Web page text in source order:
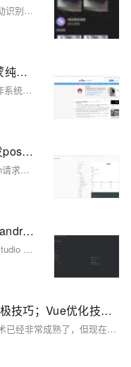
【01】对APP进行语言包功能开发-APP自动识别地区ip后分配对应的语言功能复杂吗？-成熟app项目语言包功能定制开发-前端以uniapp-基于vue.js后端以laravel基于php为例项目实战-优雅草卓伊凡
【01】鸿蒙实战应用开发-华为鸿蒙纯血操作系统Harmony OS NEXT-项目开发实战-优雅草卓伊凡拟开发一个一站式家政服务平台-前期筹备-暂定取名斑马家政软件系统-本项目前端开源-服务端采用优雅草蜻蜓Z系统-搭配ruoyi框架admin后台-全过程实战项目分享-从零开发到上线
【01】鸿蒙实战应用开发-华为鸿蒙纯血操作系统Harmony OS NEXT-项目开发实战-优雅草卓伊凡拟开发一个一站式家政服务平台-前期筹备-暂定取名斑马家政软件系统-本项目前端开源-服务端采用优雅草蜻蜓Z系统-搭配ruoyi框架admin后台-全过程实战项目分享-从零开发到上线
以项目登录接口为例-大前端之开发postman请求接口带token的请求测试-前端开发必学之一-如果要学会联调接口而不是纯写静态前端页面-这个是必学-本文以优雅草蜻蜓Q系统API为实践来演示我们如何带token请求接口-优雅草卓伊凡
以项目登录接口为例-大前端之开发postman请求接口带token的请求测试-前端开发必学之一-如果要学会联调接口而不是纯写静态前端页面-这个是必学-本文以优雅草蜻蜓Q系统API为实践来演示我们如何带token请求接口-优雅草卓伊凡
【09】flutter首页进行了完善-采用android studio 进行真机调试开发-增加了直播间列表和短视频人物列表-增加了用户中心-卓伊凡换人优雅草Alex-开发完整的社交APP-前端客户端开发+数据联调|以优雅草商业项目为例做开发-flutter开发-全流程-商业应用级实战开发-优雅草Alex
【09】flutter首页进行了完善-采用android studio 进行真机调试开发-增加了直播间列表和短视频人物列表-增加了用户中心-卓伊凡换人优雅草Alex-开发完整的社交APP-前端客户端开发+数据联调|以优雅草商业项目为例做开发-flutter开发-全流程-商业应用级实战开发-优雅草Alex
Vue 性能革命：揭秘前端优化的终极技巧；Vue优化技巧，解决Vue项目卡顿问题
Vue在处理少量数据和有限dom的情况下技术已经非常成熟了，但现在随着AI时代的到来，海量数据场景会越来越多，Vue优化技巧也是必备技能。 博客不应该只有代码和解决方案，重点应该在于给出解决方案的同时分享思维模式，只有思维才能可持续地解决问题，只有思维才是真正值得学习和分享的核心要素。如果这篇博客能给您带来一点帮助，麻烦您点个赞支持一下，还可以收藏起来以备不时之需，有疑问和错误欢迎在评论区指出~